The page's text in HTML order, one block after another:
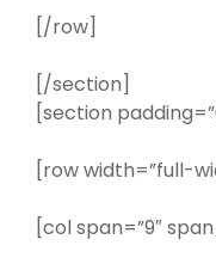
[/row]
[/section]
[section
[row width=”full-
[col span=”9″